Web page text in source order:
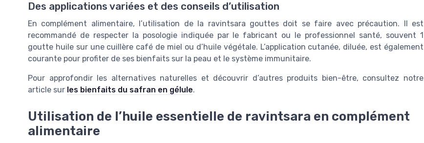
Des applications variées et des conseils d’utilisation
En complément alimentaire, l’utilisation de la ravintsara gouttes doit se faire avec précaution. Il est
recommandé de respecter la posologie indiquée par le fabricant ou le professionnel santé, souvent 1
goutte huile sur une cuillère café de miel ou d’huile végétale. L’application cutanée, diluée, est également
courante pour profiter de ses bienfaits sur la peau et le système immunitaire.
Pour approfondir les alternatives naturelles et découvrir d’autres produits bien-être, consultez notre
article sur les bienfaits du safran en gélule.
Utilisation de l’huile essentielle de ravintsara en complément
alimentaire